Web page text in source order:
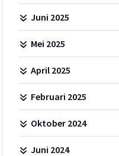
Juni 2025
Mei 2025
April 2025
Februari 2025
Oktober 2024
Juni 2024